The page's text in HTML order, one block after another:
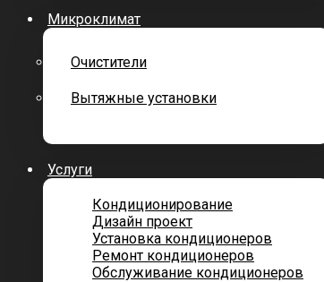
Микроклимат
Очистители
Вытяжные установки
Услуги
Кондиционирование
Дизайн проект
Установка кондиционеров
Ремонт кондиционеров
Обслуживание кондиционеров